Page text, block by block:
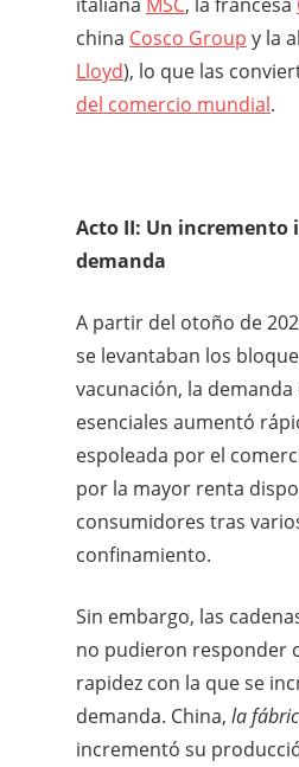
china Cosco Group y la
Lloyd), lo que las
del comercio mundial.
Acto II: Un incremento
demanda
A partir del otoño de
se levantaban los
vacunación, la
esenciales aumentó
espoleada por el
por la mayor renta
consumidores tras
confinamiento.
Sin embargo, las
no pudieron responder
rapidez con la que se
demanda. China, la
incrementó su